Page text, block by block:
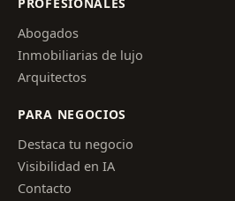
Abogados
Inmobiliarias de lujo
Arquitectos
PARA NEGOCIOS
Destaca tu negocio
Visibilidad en IA
Contacto